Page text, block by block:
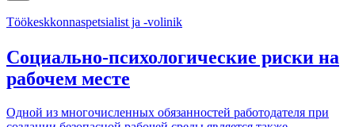
Töökeskkonnaspetsialist ja -volinik
Социально-психологические риски на
рабочем месте
Одной из многочисленных обязанностей работодателя при